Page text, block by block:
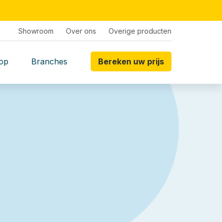
Showroom Over ons Overige producten
Branches Bereken uw prijs